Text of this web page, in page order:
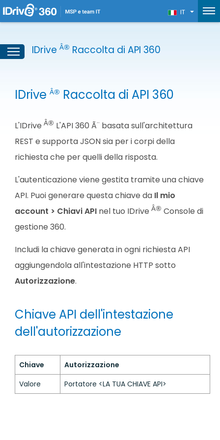
IT
IDrive Â® Raccolta di API 360
IDrive Â® Raccolta di API 360
L'IDrive Â® L'API 360 Ã¨ basata sull'architettura
REST e supporta JSON sia per i corpi della
richiesta che per quelli della risposta.
L'autenticazione viene gestita tramite una chiave
API. Puoi generare questa chiave da Il mio
account > Chiavi API nel tuo IDrive Â® Console di
gestione 360.
Includi la chiave generata in ogni richiesta API
aggiungendola all'intestazione HTTP sotto
Autorizzazione.
Chiave API dell'intestazione
dell'autorizzazione
Chiave
Autorizzazione
Valore
Portatore <LA TUA CHIAVE API>